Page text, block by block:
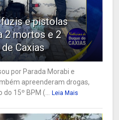
e pistolas
2 mortos e 2
Caxias
por Parada Morabi e
apreenderam drogas,
15º BPM (...
Leia Mais